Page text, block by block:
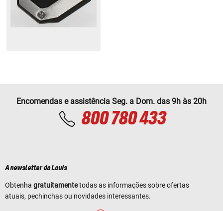
Encomendas e assistência Seg. a Dom. das 9h às 20h
800 780 433
A newsletter da Louis
Obtenha gratuitamentetodas as informações sobre ofertas
atuais, pechinchas ou novidades interessantes.